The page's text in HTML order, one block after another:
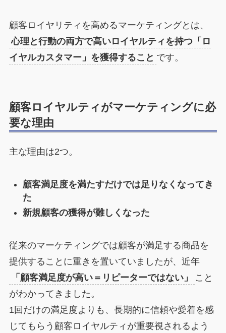
顧客ロイヤリティを高めるマーケティングとは、
心理と行動の両方で高いロイヤルティを持つ「ロ
イヤルカスタマー」を獲得すること です。
顧客ロイヤルティがマーケティングに必
要な理由
主な理由は2つ。
顧客満足度を満たすだけでは足りなくなってき
た
新規顧客の獲得が難しくなった
従来のマーケティングでは顧客が満足する商品を
提供することに重きを置いていましたが、近年
「顧客満足度が高い＝リピーターではない」
こと
がわかってきました。
1回だけの満足度よりも、長期的に信頼や愛着を感
じてもらう顧客ロイヤルティが重要視されるよう